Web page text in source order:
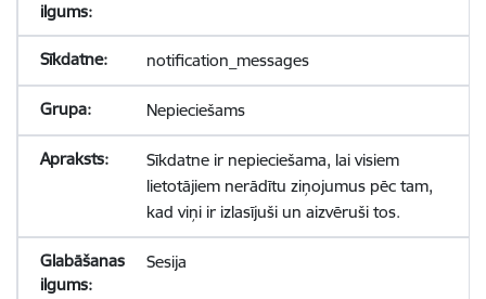
notification_messages
Nepieciešams
Sīkdatne ir nepieciešama, lai visiem
lietotājiem nerādītu ziņojumus pēc tam,
kad viņi ir izlasījuši un aizvēruši tos.
Sesija